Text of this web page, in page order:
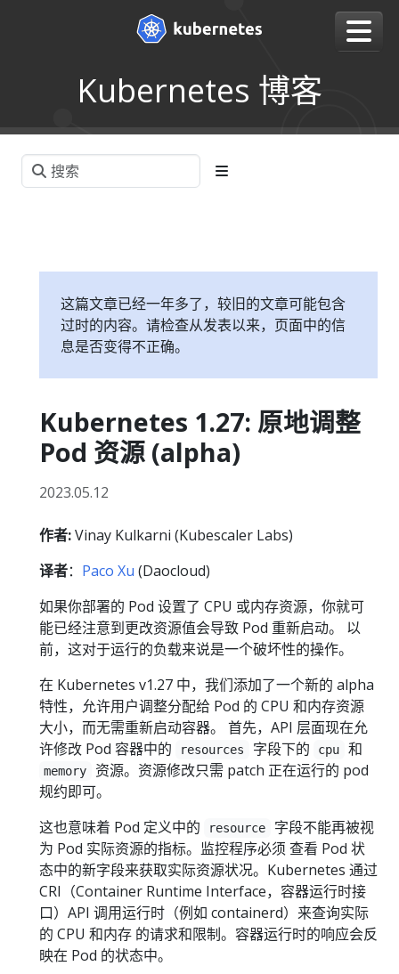
Kubernetes 博客
这篇文章已经一年多了，较旧的文章可能包含
过时的内容。请检查从发表以来，页面中的信
息是否变得不正确。
Kubernetes 1.27: 原地调整
Pod 资源 (alpha)
2023.05.12
作者:Vinay Kulkarni (Kubescaler Labs)
译者： Paco Xu (Daocloud)
如果你部署的 Pod 设置了 CPU 或内存资源，你就可
能已经注意到更改资源值会导致 Pod 重新启动。 以
前，这对于运行的负载来说是一个破坏性的操作。
在 Kubernetes v1.27 中，我们添加了一个新的 alpha
特性，允许用户调整分配给 Pod 的 CPU 和内存资源
大小，而无需重新启动容器。 首先，API 层面现在允
许修改 Pod 容器中的
resources 字段下的 cpu 和
memory
资源。资源修改只需 patch 正在运行的 pod
规约即可。
这也意味着 Pod 定义中的
resource
字段不能再被视
为 Pod 实际资源的指标。监控程序必须 查看 Pod 状
态中的新字段来获取实际资源状况。Kubernetes 通过
CRI（Container Runtime Interface，容器运行时接
口）API 调用运行时（例如 containerd）来查询实际
的 CPU 和内存 的请求和限制。容器运行时的响应会反
映在 Pod 的状态中。